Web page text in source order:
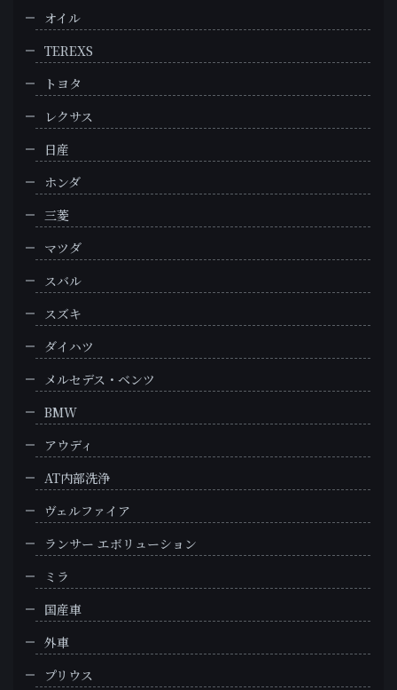
オイル
TEREXS
トヨタ
レクサス
日産
ホンダ
三菱
マツダ
スバル
スズキ
ダイハツ
メルセデス・ベンツ
BMW
アウディ
AT内部洗浄
ヴェルファイア
ランサー エボリューション
ミラ
国産車
外車
プリウス